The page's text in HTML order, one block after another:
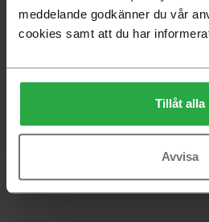
meddelande godkänner du vår
cookies samt att du har
Tillåt alla
Avvisa
Rosborg Möbler A/S
8370 Hadsten
+45 86989322